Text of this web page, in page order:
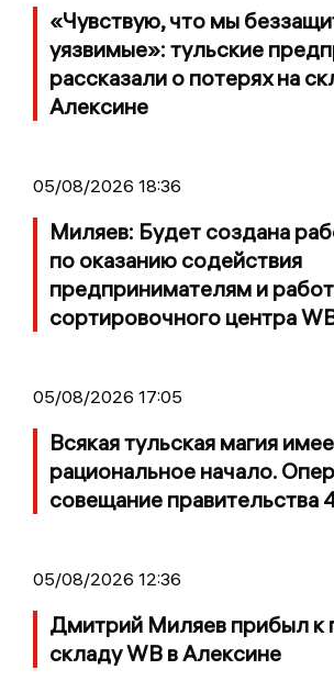
«Чувствую, что мы
уязвимые»: тульские
рассказали о потерях на
Алексине
05/08/2026 18:36
Миляев: Будет создана
по оказанию содействия
предпринимателям и
сортировочного центра
05/08/2026 17:05
Всякая тульская магия
рациональное начало.
совещание правительства
05/08/2026 12:36
Дмитрий Миляев прибыл к
складу WB в Алексине